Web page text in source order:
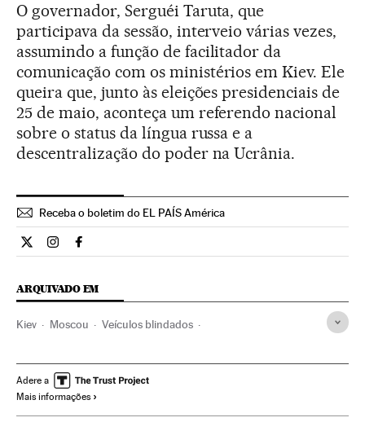
O governador, Serguéi Taruta, que
participava da sessão, interveio várias vezes,
assumindo a função de facilitador da
comunicação com os ministérios em Kiev. Ele
queira que, junto às eleições presidenciais de
25 de maio, aconteça um referendo nacional
sobre o status da língua russa e a
descentralização do poder na Ucrânia.
Receba o boletim do EL PAÍS América
Internacional El País Brasil en Twitter
Internacional El País Brasil en Instagram
Internacional El País Brasil en Facebook
ARQUIVADO EM
Kiev Moscou Veículos blindados
Europa Leste Luta antiterrorista
Adere a
Mais informações